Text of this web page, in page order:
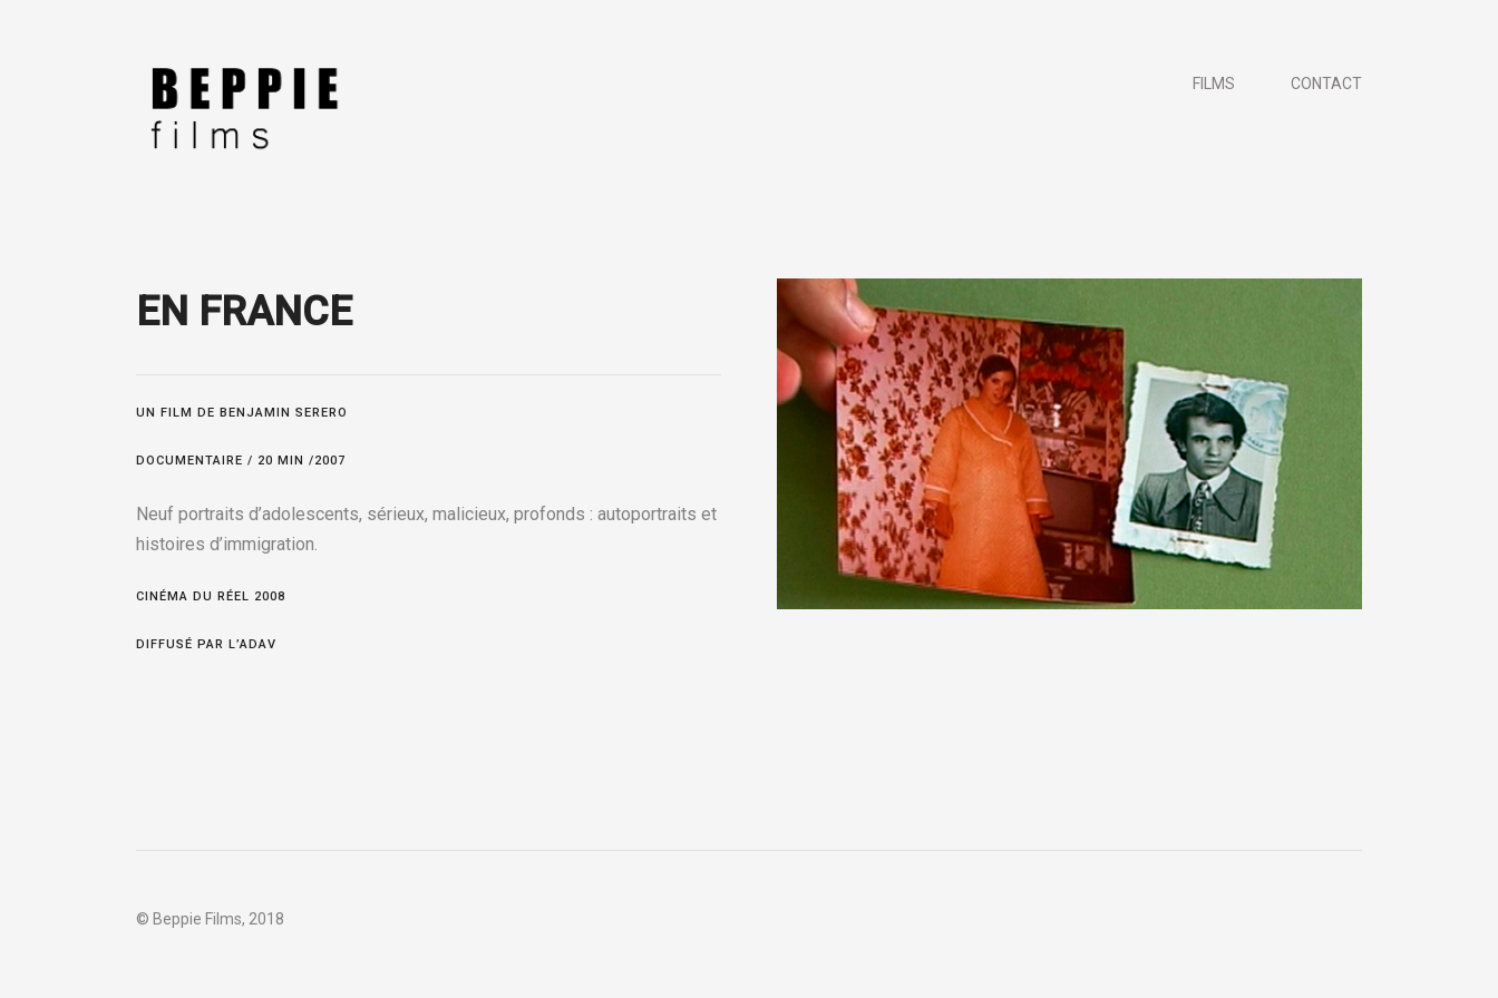
FILMS CONTACT
EN FRANCE
UN FILM DE BENJAMIN SERERO
DOCUMENTAIRE / 20 MIN /2007
Neuf portraits d’adolescents, sérieux, malicieux, profonds : autoportraits et
histoires d’immigration.
CINÉMA DU RÉEL 2008
DIFFUSÉ PAR L’ADAV
© Beppie Films, 2018